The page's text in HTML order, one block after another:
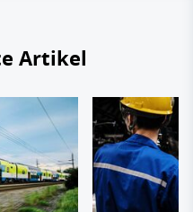
Artikel